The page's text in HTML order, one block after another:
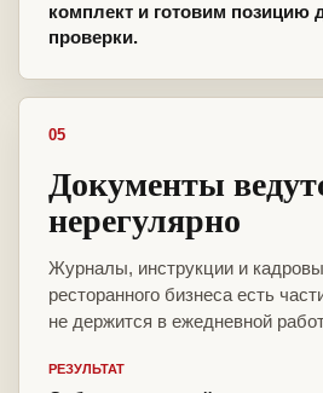
комплект и готовим позицию
проверки.
05
Документы
нерегулярно
Журналы, инструкции и
ресторанного бизнеса есть
не держится в ежедневной
РЕЗУЛЬТАТ